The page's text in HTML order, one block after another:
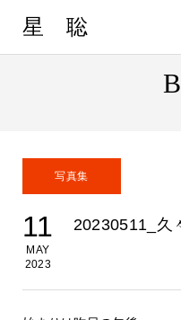
星 聡
写真集
11
MAY
2023
20230511_久